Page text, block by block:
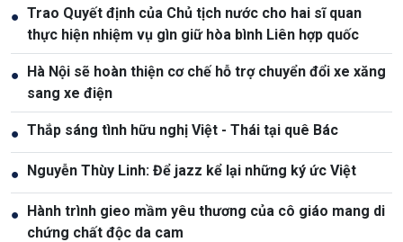
● Trao Quyết định của Chủ tịch nước cho hai sĩ quan
thực hiện nhiệm vụ gìn giữ hòa bình Liên hợp quốc
● Hà Nội sẽ hoàn thiện cơ chế hỗ trợ chuyển đổi xe xăng
sang xe điện
● Thắp sáng tình hữu nghị Việt - Thái tại quê Bác
● Nguyễn Thùy Linh: Để jazz kể lại những ký ức Việt
● Hành trình gieo mầm yêu thương của cô giáo mang di
chứng chất độc da cam